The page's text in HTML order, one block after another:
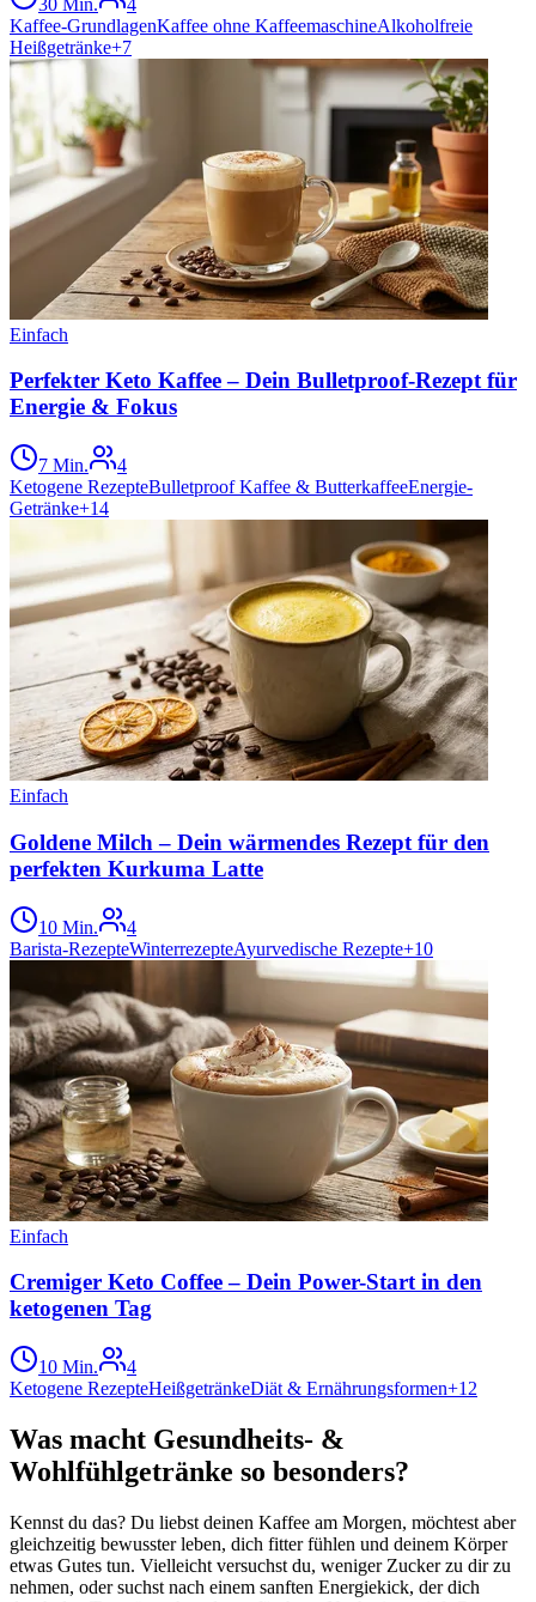
Kaffee-GrundlagenKaffee ohne KaffeemaschineAlkoholfreie
Heißgetränke+7
Einfach
Perfekter Keto Kaffee – Dein Bulletproof-Rezept für
Energie & Fokus
7 Min.
4
Ketogene RezepteBulletproof Kaffee & ButterkaffeeEnergie-
Getränke+14
Einfach
Goldene Milch – Dein wärmendes Rezept für den
perfekten Kurkuma Latte
10 Min.
4
Barista-RezepteWinterrezepteAyurvedische Rezepte+10
Einfach
Cremiger Keto Coffee – Dein Power-Start in den
ketogenen Tag
10 Min.
4
Ketogene RezepteHeißgetränkeDiät & Ernährungsformen+12
Was macht Gesundheits- &
Wohlfühlgetränke so besonders?
Kennst du das? Du liebst deinen Kaffee am Morgen, möchtest aber
gleichzeitig bewusster leben, dich fitter fühlen und deinem Körper
etwas Gutes tun. Vielleicht versuchst du, weniger Zucker zu dir zu
nehmen, oder suchst nach einem sanften Energiekick, der dich